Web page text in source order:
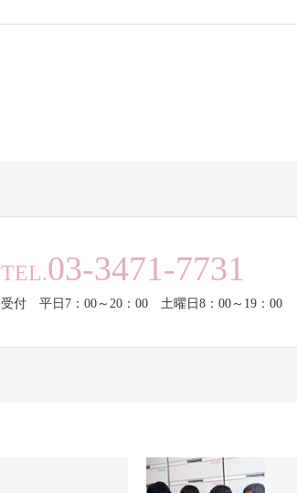
TEL.03-3471-7731
受付 平日7：00～20：00 土曜日8：00～19：00